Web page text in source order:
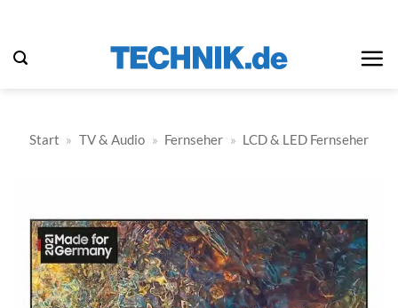
springen
Start » TV & Audio » Fernseher » LCD & LED Fernseher